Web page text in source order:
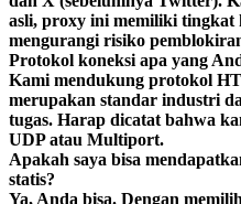
asli, proxy ini memiliki tingkat
mengurangi risiko
Protokol koneksi apa yang
Kami mendukung protokol
merupakan standar industri
tugas. Harap dicatat bahwa
UDP atau Multiport.
Apakah saya bisa
statis?
Ya, Anda bisa. Dengan